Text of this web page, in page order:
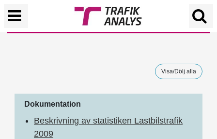
Visa/Dölj alla
Dokumentation
Beskrivning av statistiken Lastbilstrafik
2009